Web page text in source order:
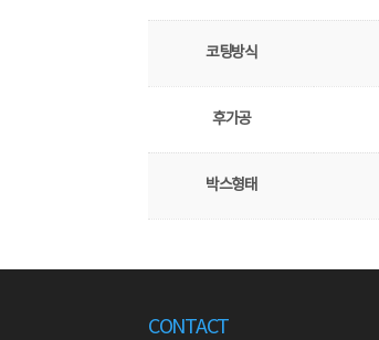
코팅방식
후가공
박스형태
CONTACT